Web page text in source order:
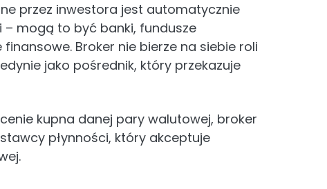
przez inwestora jest automatycznie
– mogą to być banki, fundusze
Broker nie bierze na siebie roli
jako pośrednik, który przekazuje
kupna danej pary walutowej, broker
płynności, który akceptuje